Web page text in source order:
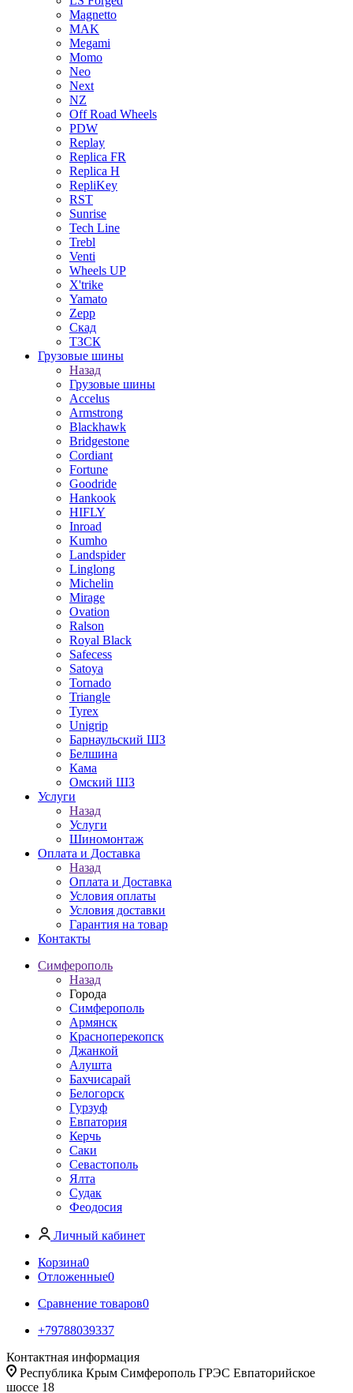
Magnetto
MAK
Megami
Momo
Neo
Next
NZ
Off Road Wheels
PDW
Replay
Replica FR
Replica H
RepliKey
RST
Sunrise
Tech Line
Trebl
Venti
Wheels UP
X'trike
Yamato
Zepp
Скад
ТЗСК
Грузовые шины
Назад
Грузовые шины
Accelus
Armstrong
Blackhawk
Bridgestone
Cordiant
Fortune
Goodride
Hankook
HIFLY
Inroad
Kumho
Landspider
Linglong
Michelin
Mirage
Ovation
Ralson
Royal Black
Safecess
Satoya
Tornado
Triangle
Tyrex
Unigrip
Барнаульский ШЗ
Белшина
Кама
Омский ШЗ
Услуги
Назад
Услуги
Шиномонтаж
Оплата и Доставка
Назад
Оплата и Доставка
Условия оплаты
Условия доставки
Гарантия на товар
Контакты
Симферополь
Назад
Города
Симферополь
Армянск
Красноперекопск
Джанкой
Алушта
Бахчисарай
Белогорск
Гурзуф
Евпатория
Керчь
Саки
Севастополь
Ялта
Судак
Феодосия
Личный кабинет
Корзина0
Отложенные0
Сравнение товаров0
+79788039337
Контактная информация
Республика Крым Симферополь ГРЭС Евпаторийское
шоссе 18